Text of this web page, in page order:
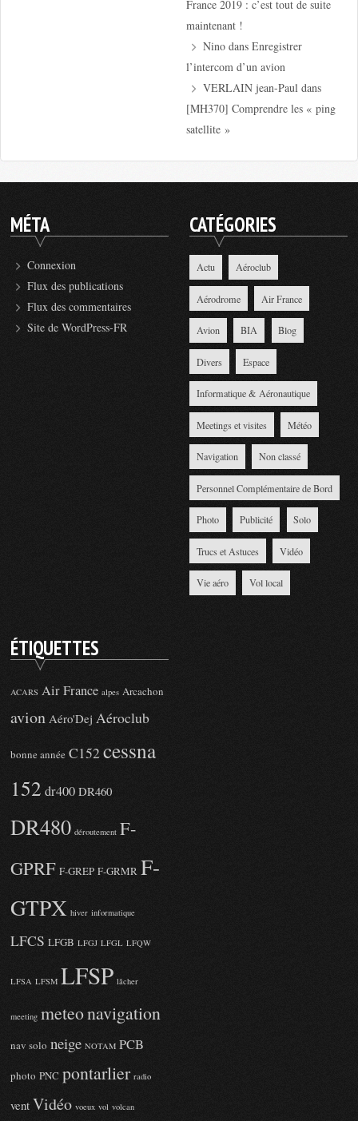
France 2019 : c’est tout de suite
maintenant !
Ninodans Enregistrer
l’intercom d’un avion
VERLAIN jean-Paul dans
[MH370] Comprendre les « ping
satellite »
MÉTA
Connexion
Flux des publications
Flux des commentaires
Site de WordPress-FR
CATÉGORIES
Actu Aéroclub
Aérodrome Air France
Avion BIA Blog
Divers Espace
Informatique & Aéronautique
Meetings et visites Météo
Navigation Non classé
Personnel Complémentaire de Bord
Photo Publicité Solo
Trucs et Astuces Vidéo
Vie aéro Vol local
ÉTIQUETTES
ACARS Air France alpes Arcachon
avion Aéro'Dej Aéroclub
bonne année C152cessna
152 dr400 DR460
DR480 déroutement F-
GPRF F-GREP F-GRMR F-
GTPX hiver informatique
LFCS LFGB LFGJ LFGL LFQW
LFSA LFSM LFSP lâcher
meeting meteonavigation
nav solo neige NOTAM PCB
photo PNC pontarlier radio
vent Vidéo voeux vol volcan